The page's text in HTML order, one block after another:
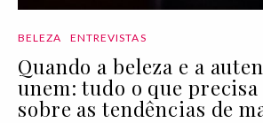
BELEZA ENTREVISTAS
Quando a beleza e a
unem: tudo o que precisa
sobre as tendências de